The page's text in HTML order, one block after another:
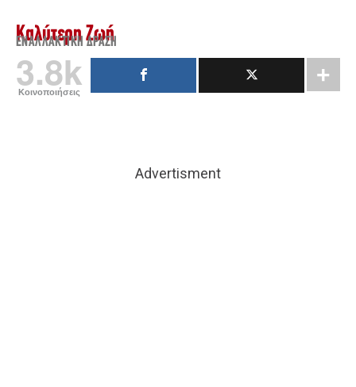
Καλύτερη Ζωή
ΕΝΑΛΛΑΚΤΙΚΉ ΔΡΆΣΗ
3.8k
Κοινοποιήσεις
Advertisment